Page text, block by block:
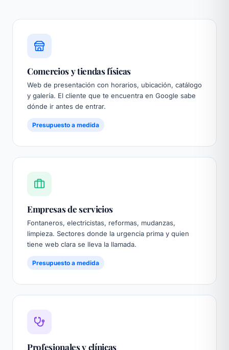
Comercios y tiendas físicas
Web de presentación con horarios, ubicación, catálogo
y galería. El cliente que te encuentra en Google sabe
dónde ir antes de entrar.
Presupuesto a medida
Empresas de servicios
Fontaneros, electricistas, reformas, mudanzas,
limpieza. Sectores donde la urgencia prima y quien
tiene web clara se lleva la llamada.
Presupuesto a medida
Profesionales y clínicas